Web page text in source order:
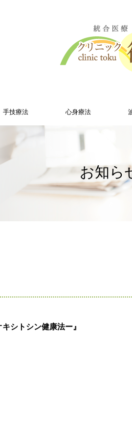
手技療法 心身療法
お知ら
シトシン健康法ー』